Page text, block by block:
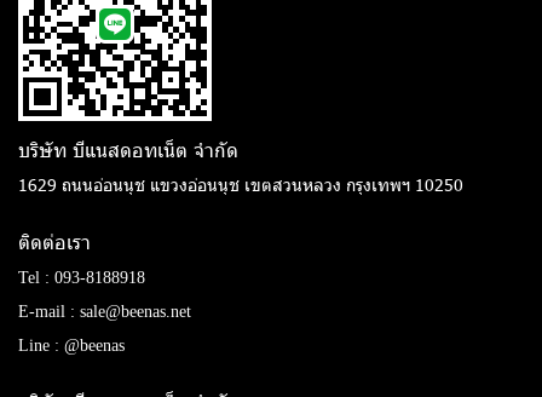
บริษัท บีแนสดอทเน็ต จํากัด
1629 ถนนอ่อนนุช แขวงอ่อนนุช เขตสวนหลวง กรุงเทพฯ 10250
ติดต่อเรา
Tel : 093-8188918
E-mail : sale@beenas.net
Line : @beenas